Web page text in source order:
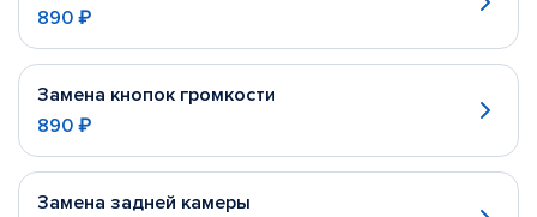
890 ₽
Замена кнопок громкости
890 ₽
Замена задней камеры